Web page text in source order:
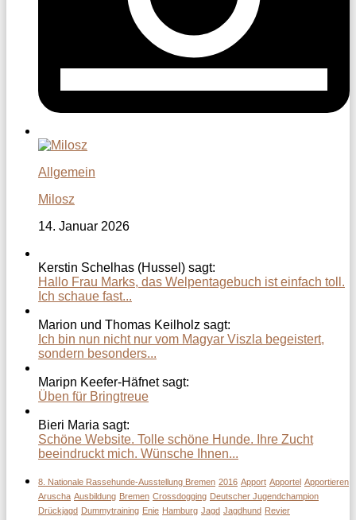
Allgemein
Milosz
14. Januar 2026
Kerstin Schelhas (Hussel) sagt:
Hallo Frau Marks, das Welpentagebuch ist einfach toll.
Ich schaue fast...
Marion und Thomas Keilholz sagt:
Ich bin nun nicht nur vom Magyar Viszla begeistert,
sondern besonders...
Maripn Keefer-Häfnet sagt:
Üben für Bringtreue
Bieri Maria sagt:
Schöne Website. Tolle schöne Hunde. Ihre Zucht
beeindruckt mich. Wünsche Ihnen...
8. Nationale Rassehunde-Ausstellung Bremen 2016 Apport Apportel Apportieren
Aruscha Ausbildung Bremen Crossdogging Deutscher Jugendchampion
Drückjagd Dummytraining Enie Hamburg Jagd Jagdhund Revier